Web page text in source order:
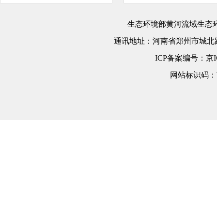
生态环境部黄河流域生态
通讯地址： 河南省郑州市城北
ICP备案编号： 京
网站标识码：